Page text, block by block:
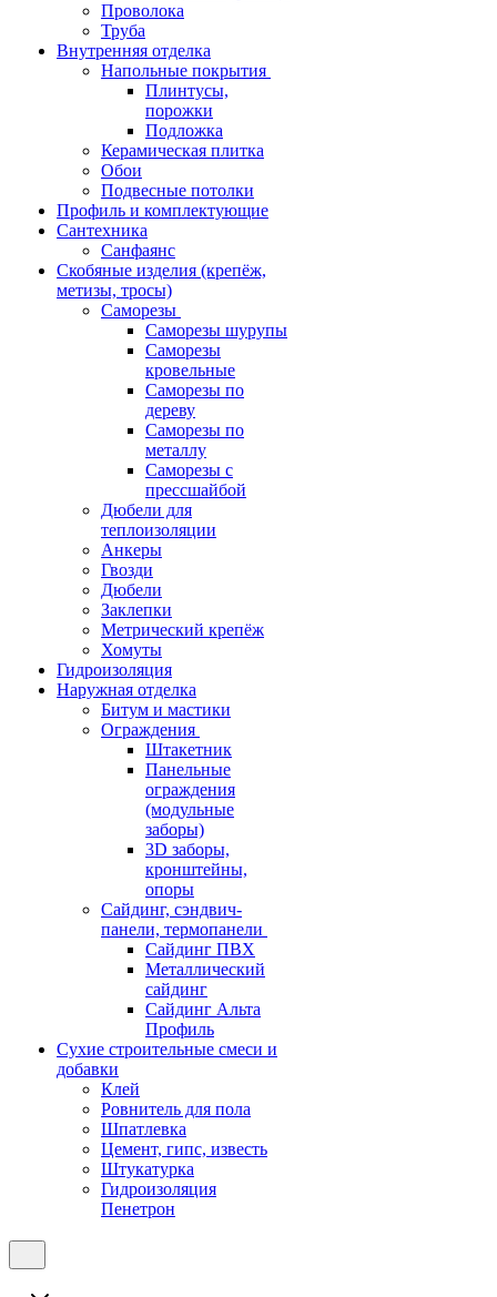
Проволока
Труба
Внутренняя отделка
Напольные покрытия
Плинтусы,
порожки
Подложка
Керамическая плитка
Обои
Подвесные потолки
Профиль и комплектующие
Сантехника
Санфаянс
Скобяные изделия (крепёж,
метизы, тросы)
Саморезы
Саморезы шурупы
Саморезы
кровельные
Саморезы по
дереву
Саморезы по
металлу
Саморезы с
прессшайбой
Дюбели для
теплоизоляции
Анкеры
Гвозди
Дюбели
Заклепки
Метрический крепёж
Хомуты
Гидроизоляция
Наружная отделка
Битум и мастики
Ограждения
Штакетник
Панельные
ограждения
(модульные
заборы)
3D заборы,
кронштейны,
опоры
Cайдинг, сэндвич-
панели, термопанели
Сайдинг ПВХ
Металлический
сайдинг
Сайдинг Альта
Профиль
Сухие строительные смеси и
добавки
Клей
Ровнитель для пола
Шпатлевка
Цемент, гипс, известь
Штукатурка
Гидроизоляция
Пенетрон